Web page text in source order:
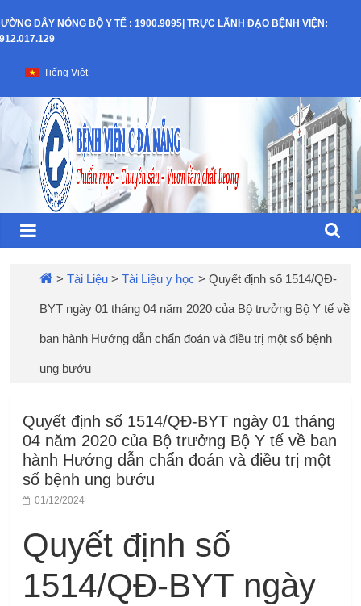
to
DÂY NÓNG BỘ Y TẾ : 1900.9095| TRỰC LÃNH ĐẠO BỆNH VIỆN:
Bệnh
Viện
C
TP
Đà
Nẵng
Tiếng Việt
>Tài Liệu >Tài Liệu y học >Quyết định số 1514/QĐ-
BYT ngày 01 tháng 04 năm 2020 của Bộ trưởng Bộ Y tế về
ban hành Hướng dẫn chẩn đoán và điều trị một số bệnh
ung bướu
Quyết định số 1514/QĐ-BYT ngày 01 tháng
04 năm 2020 của Bộ trưởng Bộ Y tế về ban
hành Hướng dẫn chẩn đoán và điều trị một
số bệnh ung bướu
01/12/2024
Quyết định số
1514/QĐ-BYT ngày